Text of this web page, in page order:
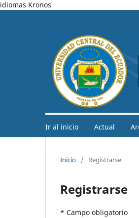
idiomas Kronos
Ir al inicio Actual
Inicio / Registrarse
Registrarse
* Campo obligatorio